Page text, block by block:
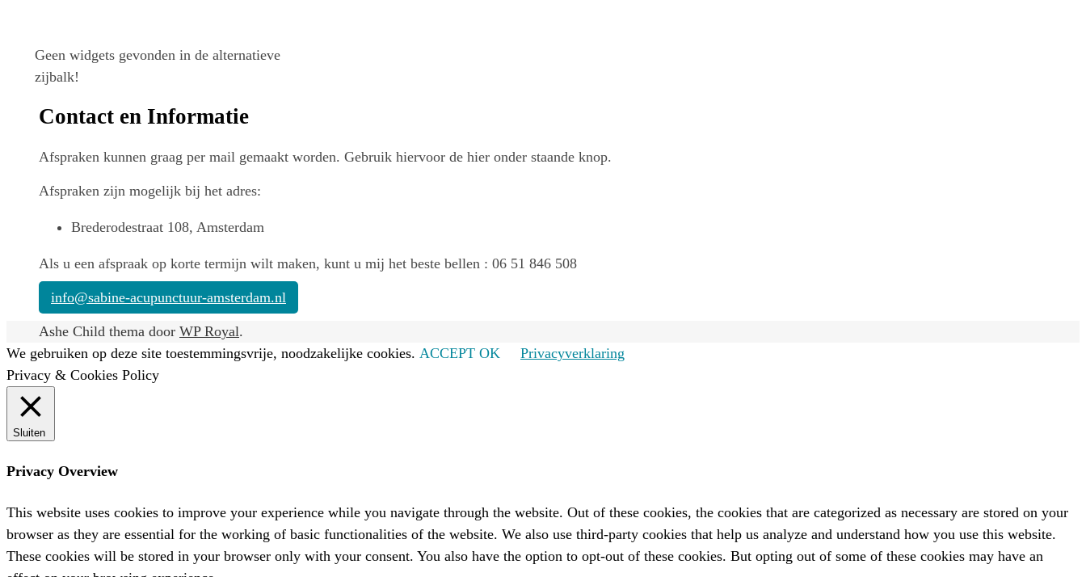
Geen widgets gevonden in de alternatieve
zijbalk!
Contact en Informatie
Afspraken kunnen graag per mail gemaakt worden. Gebruik hiervoor de hier onder staande knop.
Afspraken zijn mogelijk bij het adres:
Brederodestraat 108, Amsterdam
Als u een afspraak op korte termijn wilt maken, kunt u mij het beste bellen : 06 51 846 508
info@sabine-acupunctuur-amsterdam.nl
Ashe Child thema door WP Royal.
We gebruiken op deze site toestemmingsvrije, noodzakelijke cookies. ACCEPT OK
Privacyverklaring
Privacy & Cookies Policy
Sluiten
Privacy Overview
This website uses cookies to improve your experience while you navigate through the website. Out of these cookies, the cookies that are categorized as necessary are stored on your
browser as they are essential for the working of basic functionalities of the website. We also use third-party cookies that help us analyze and understand how you use this website.
These cookies will be stored in your browser only with your consent. You also have the option to opt-out of these cookies. But opting out of some of these cookies may have an